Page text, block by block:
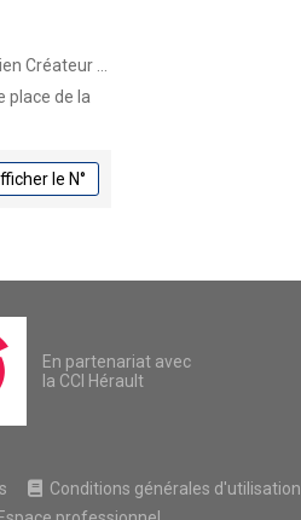
Opticien
place de la
le N°
En partenariat avec
la CCI Hérault
Conditions générales d'utilisation